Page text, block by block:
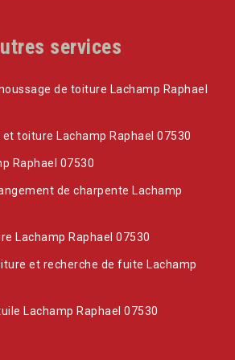
services
de toiture Lachamp Raphael
toiture Lachamp Raphael 07530
Raphael 07530
de charpente Lachamp
Lachamp Raphael 07530
et recherche de fuite Lachamp
Lachamp Raphael 07530